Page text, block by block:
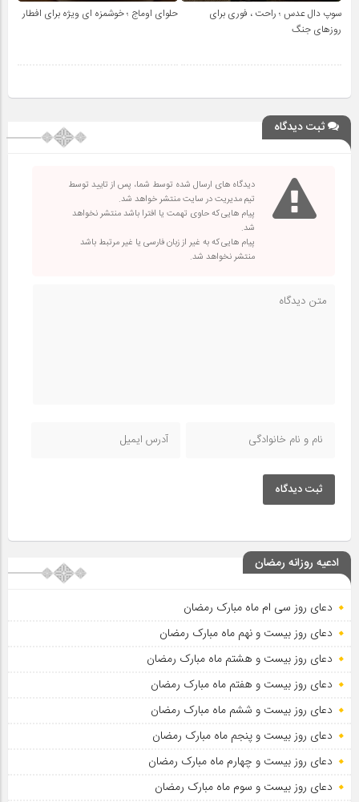
سوپ دال عدس ؛ راحت ، فوری برای
روزهای جنگ
حلوای اوماج ؛ خوشمزه ای ویژه برای افطار
ثبت دیدگاه
دیدگاه های ارسال شده توسط شما، پس از تایید توسط
تیم مدیریت در سایت منتشر خواهد شد.
پیام هایی که حاوی تهمت یا افترا باشد منتشر نخواهد
شد.
پیام هایی که به غیر از زبان فارسی یا غیر مرتبط باشد
منتشر نخواهد شد.
ثبت دیدگاه
ادعیه روزانه رمضان
دعای روز سی ام ماه مبارک رمضان
دعای روز بیست و نهم ماه مبارک رمضان
دعای روز بیست و هشتم ماه مبارک رمضان
دعای روز بیست و هفتم ماه مبارک رمضان
دعای روز بیست و ششم ماه مبارک رمضان
دعای روز بیست و پنجم ماه مبارک رمضان
دعای روز بیست و چهارم ماه مبارک رمضان
دعای روز بیست و سوم ماه مبارک رمضان